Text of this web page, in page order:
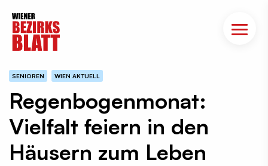
SENIOREN WIEN AKTUELL
Regenbogenmonat:
Vielfalt feiern in den
Häusern zum Leben